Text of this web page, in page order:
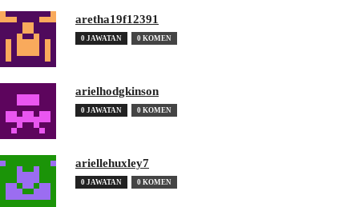
aretha19f12391
0 JAWATAN 0 KOMEN
arielhodgkinson
0 JAWATAN 0 KOMEN
ariellehuxley7
0 JAWATAN 0 KOMEN